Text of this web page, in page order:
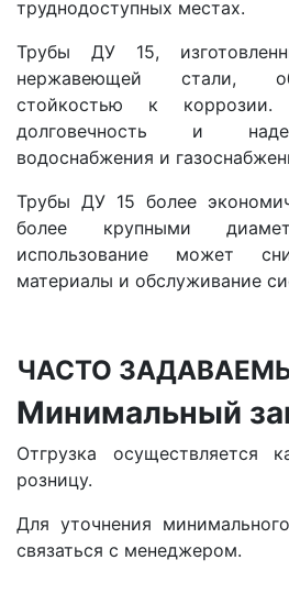
труднодоступных местах.
Трубы ДУ 15,
нержавеющей стали,
стойкостью к коррозии.
долговечность и
водоснабжения и
Трубы ДУ 15 более
более крупными
использование может
материалы и обслуживание
ЧАСТО
Минимальный
Отгрузка
розницу.
Для уточнения
связаться с менеджером.